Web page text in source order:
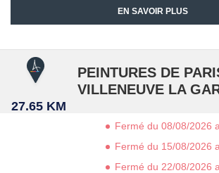
EN SAVOIR PLUS
27.65 KM
PEINTURES DE
VILLENEUVE LA
Fermé du 08/08/2026
Fermé du 15/08/2026
Fermé du 22/08/2026